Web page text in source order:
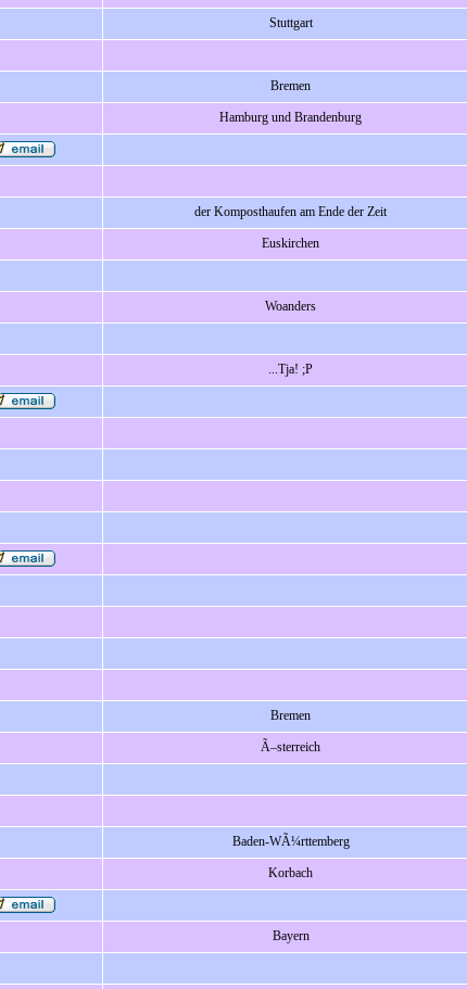
Stuttgart
Bremen
Hamburg und Brandenburg
der Komposthaufen am Ende der Zeit
Euskirchen
Woanders
...Tja! ;P
Bremen
Ã–sterreich
Baden-WÃ¼rttemberg
Korbach
Bayern